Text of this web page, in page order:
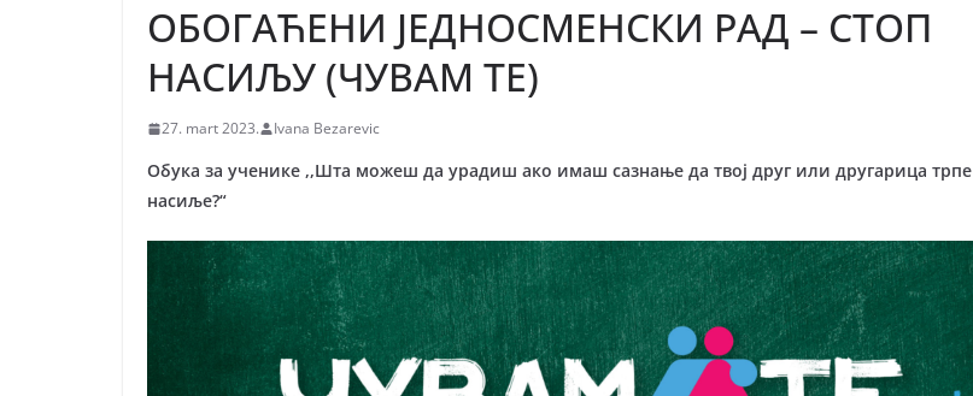
ОБОГАЋЕНИ ЈЕДНОСМЕНСКИ РАД – СТОП
НАСИЉУ (ЧУВАМ ТЕ)
27. mart 2023. Ivana Bezarevic
Обука за ученике ,,Шта можеш да урадиш ако имаш сазнање да твој друг или другарица трпе
насиље?“